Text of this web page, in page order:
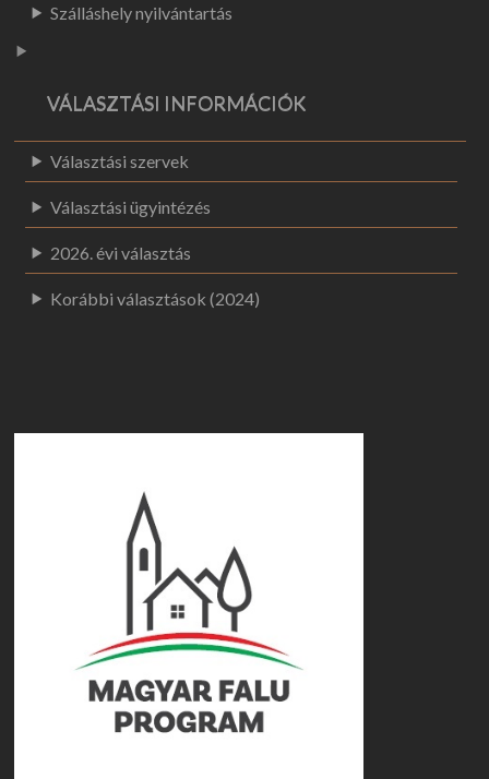
Szálláshely nyilvántartás
VÁLASZTÁSI INFORMÁCIÓK
Választási szervek
Választási ügyintézés
2026. évi választás
Korábbi választások (2024)